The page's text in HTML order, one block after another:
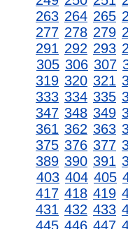
263 264 265
277 278 279
291 292 293
305 306 307
319 320 321
333 334 335
347 348 349
361 362 363
375 376 377
389 390 391
403 404 405
417 418 419
431 432 433
445 446 447